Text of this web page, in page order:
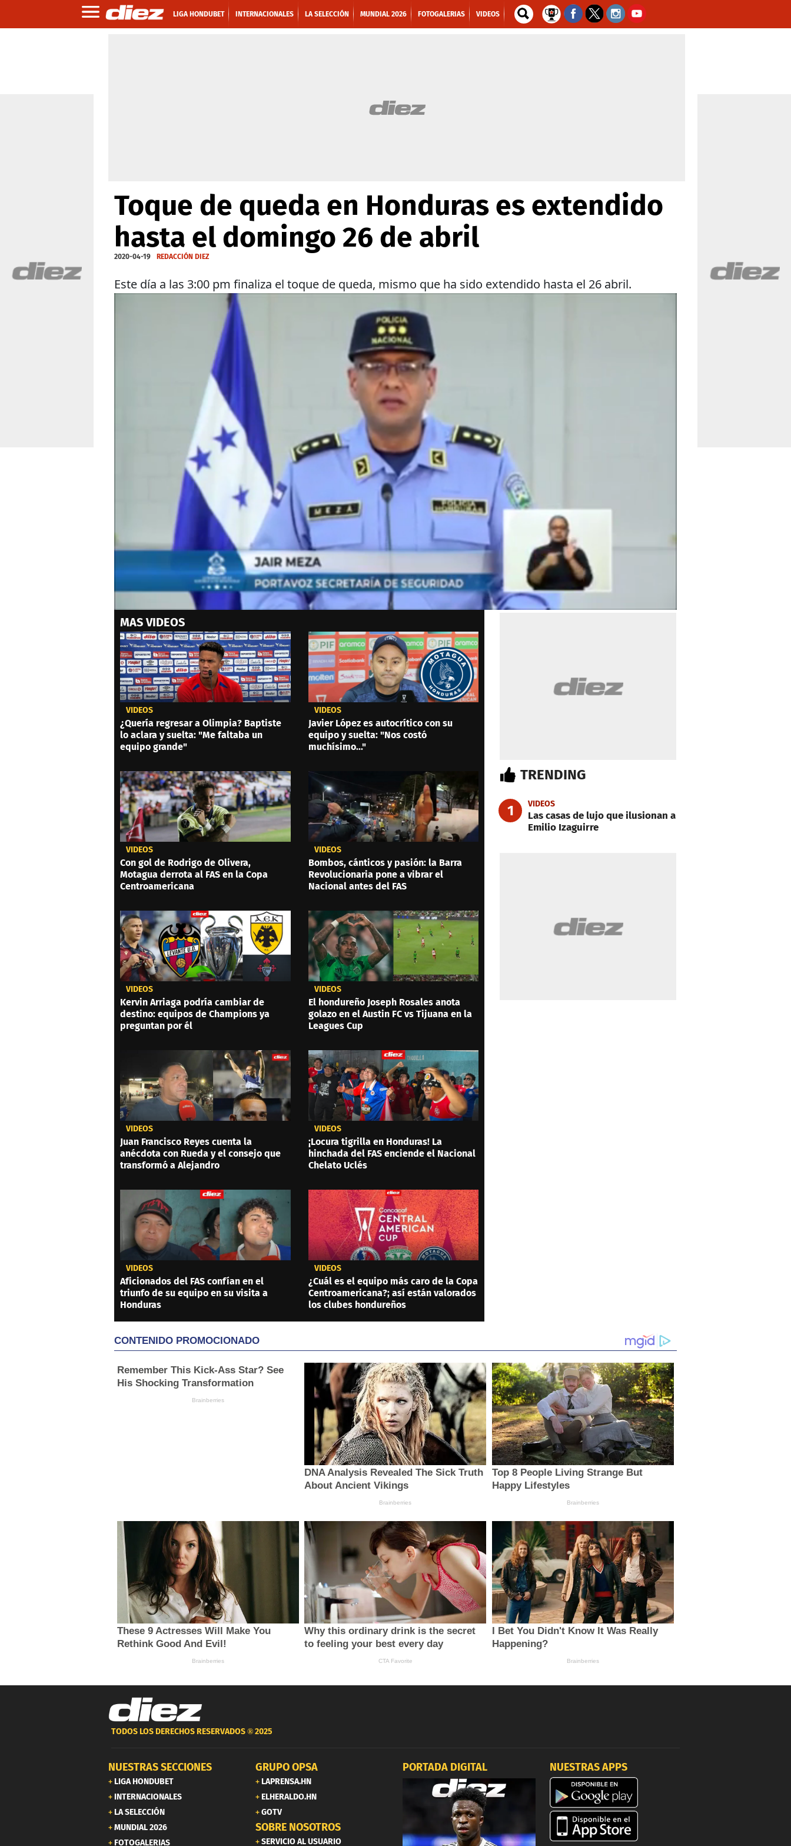
LIGA HONDUBET INTERNACIONALES LA SELECCIÓN MUNDIAL 2026 FOTOGALERIAS VIDEOS
Toque de queda en Honduras es extendido
hasta el domingo 26 de abril
2020-04-19 REDACCIÓN DIEZ
Este día a las 3:00 pm finaliza el toque de queda, mismo que ha sido extendido hasta el 26 abril.
seconds
of
secondsVolume
0%
MAS VIDEOS
VIDEOS
¿Quería regresar a Olimpia? Baptiste
lo aclara y suelta: "Me faltaba un
equipo grande"
VIDEOS
Javier López es autocrítico con su
equipo y suelta: "Nos costó
muchísimo..."
VIDEOS
Con gol de Rodrigo de Olivera,
Motagua derrota al FAS en la Copa
Centroamericana
VIDEOS
Bombos, cánticos y pasión: la Barra
Revolucionaria pone a vibrar el
Nacional antes del FAS
VIDEOS
Kervin Arriaga podría cambiar de
destino: equipos de Champions ya
preguntan por él
VIDEOS
El hondureño Joseph Rosales anota
golazo en el Austin FC vs Tijuana en la
Leagues Cup
VIDEOS
Juan Francisco Reyes cuenta la
anécdota con Rueda y el consejo que
transformó a Alejandro
VIDEOS
¡Locura tigrilla en Honduras! La
hinchada del FAS enciende el Nacional
Chelato Uclés
VIDEOS
Aficionados del FAS confían en el
triunfo de su equipo en su visita a
Honduras
VIDEOS
¿Cuál es el equipo más caro de la Copa
Centroamericana?; así están valorados
los clubes hondureños
TRENDING
1 VIDEOS
Las casas de lujo que ilusionan a
Emilio Izaguirre
TODOS LOS DERECHOS RESERVADOS ®2025
NUESTRAS SECCIONES
LIGA HONDUBET
INTERNACIONALES
LA SELECCIÓN
MUNDIAL 2026
FOTOGALERIAS
GRUPO OPSA
LAPRENSA.HN
ELHERALDO.HN
GOTV
SOBRE NOSOTROS
SERVICIO AL USUARIO
PORTADA DIGITAL NUESTRAS APPS